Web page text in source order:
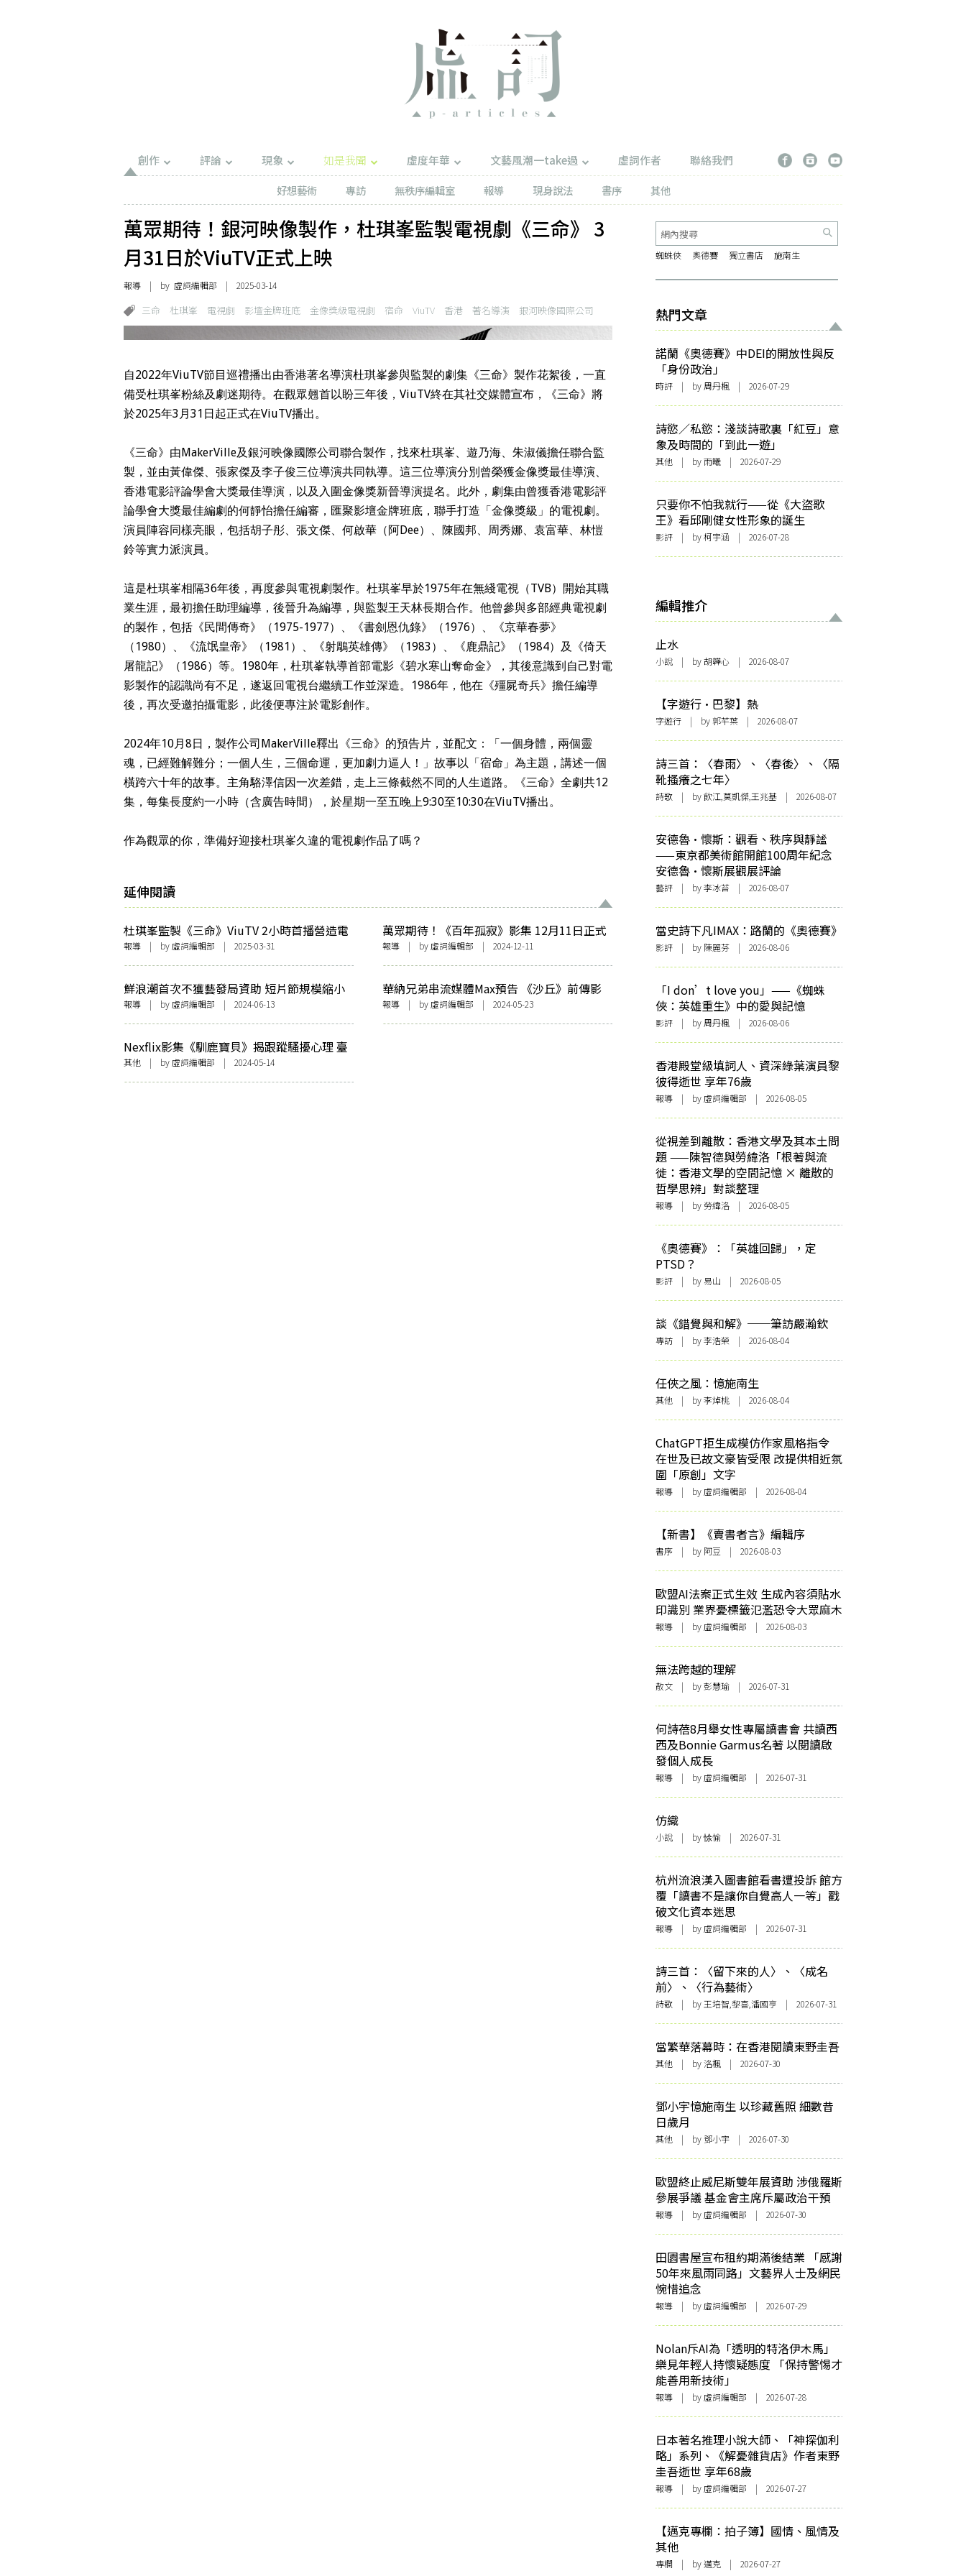
創作 評論 現象 如是我聞 虛度年華 文藝風潮一take過 虛詞作者
聯絡我們
好想藝術
專訪 無秩序編輯室 報導 現身說法 書序 其他
萬眾期待！銀河映像製作，杜琪峯監製電視劇《三命》 3
月31日於ViuTV正式上映
報導 | by 虛詞編輯部 | 2025-03-14
三命 杜琪峯 電視劇 影壇金牌班底 金像獎級電視劇 宿命 ViuTV 香港 著名導演 銀河映像國際公司
自2022年ViuTV節目巡禮播出由香港著名導演杜琪峯參與監製的劇集《三命》製作花絮後，一直
備受杜琪峯粉絲及劇迷期待。在觀眾翹首以盼三年後，ViuTV終在其社交媒體宣布，《三命》將
於2025年3月31日起正式在ViuTV播出。
《三命》由MakerVille及銀河映像國際公司聯合製作，找來杜琪峯、遊乃海、朱淑儀擔任聯合監
製，並由黃偉傑、張家傑及李子俊三位導演共同執導。這三位導演分別曾榮獲金像獎最佳導演、
香港電影評論學會大獎最佳導演，以及入圍金像獎新晉導演提名。此外，劇集由曾獲香港電影評
論學會大獎最佳編劇的何靜怡擔任編審，匯聚影壇金牌班底，聯手打造「金像獎級」的電視劇。
演員陣容同樣亮眼，包括胡子彤、張文傑、何啟華（阿Dee）、陳國邦、周秀娜、袁富華、林愷
鈴等實力派演員。
這是杜琪峯相隔36年後，再度參與電視劇製作。杜琪峯早於1975年在無綫電視（TVB）開始其職
業生涯，最初擔任助理編導，後晉升為編導，與監製王天林長期合作。他曾參與多部經典電視劇
的製作，包括《民間傳奇》（1975-1977）、《書劍恩仇錄》（1976）、《京華春夢》
（1980）、《流氓皇帝》（1981）、《射鵰英雄傳》（1983）、《鹿鼎記》（1984）及《倚天
屠龍記》（1986）等。1980年，杜琪峯執導首部電影《碧水寒山奪命金》，其後意識到自己對電
影製作的認識尚有不足，遂返回電視台繼續工作並深造。1986年，他在《殭屍奇兵》擔任編導
後，再次受邀拍攝電影，此後便專注於電影創作。
2024年10月8日，製作公司MakerVille釋出《三命》的預告片，並配文：「一個身體，兩個靈
魂，已經難解難分；一個人生，三個命運，更加劇力逼人！」故事以「宿命」為主題，講述一個
橫跨六十年的故事。主角駱澤信因一次差錯，走上三條截然不同的人生道路。《三命》全劇共12
集，每集長度約一小時（含廣告時間），於星期一至五晚上9:30至10:30在ViuTV播出。
作為觀眾的你，準備好迎接杜琪峯久違的電視劇作品了嗎？
延伸閱讀
杜琪峯監製《三命》ViuTV 2小時首播營造電
影感 藏有彩蛋致敬銀河映像經典之作
報導 | by 虛詞編輯部 | 2025-03-31
萬眾期待！《百年孤寂》影集 12月11日正式
在Netflix上映
報導 | by 虛詞編輯部 | 2024-12-11
鮮浪潮首次不獲藝發局資助 短片節規模縮小
「並非不尋常」 主席杜琪峯：迎難而上，砥
礪風節
報導 | by 虛詞編輯部 | 2024-06-13
華納兄弟串流媒體Max預告 《沙丘》前傳影
集《沙丘：預言》 秋天上映 揭露姐妹會起源
之謎！
報導 | by 虛詞編輯部 | 2024-05-23
Nexflix影集《馴鹿寶貝》揭跟蹤騷擾心理 臺
灣著名律師作家呂秋遠勉受害者：不是你的
錯
其他 | by 虛詞編輯部 | 2024-05-14
蜘蛛俠 奧德賽 獨立書店 施南生
熱門文章
諾蘭《奧德賽》中DEI的開放性與反
「身份政治」
時評 | by 周丹楓 | 2026-07-29
詩慾／私慾：淺談詩歌裏「紅豆」意
象及時間的「到此一遊」
其他 | by 雨曦 | 2026-07-29
只要你不怕我就行——從《大盜歌
王》看邱剛健女性形象的誕生
影評 | by 柯宇涵 | 2026-07-28
編輯推介
止水
小說 | by 胡韡心 | 2026-08-07
【字遊行·巴黎】熱
字遊行 | by 郭芊葉 | 2026-08-07
詩三首：〈春雨〉、〈春後〉、〈隔
靴搔癢之七年〉
詩歌 | by 飲江,莫凱傑,王兆基 | 2026-08-07
安德魯·懷斯：觀看、秩序與靜謐
——東京都美術館開館100周年紀念
安德魯·懷斯展觀展評論
藝評 | by 李冰苔 | 2026-08-07
當史詩下凡IMAX：路蘭的《奧德賽》
影評 | by 陳麗芬 | 2026-08-06
「I don’t love you」——《蜘蛛
俠：英雄重生》中的愛與記憶
影評 | by 周丹楓 | 2026-08-06
香港殿堂級填詞人、資深綠葉演員黎
彼得逝世 享年76歲
報導 | by 虛詞編輯部 | 2026-08-05
從視差到離散：香港文學及其本土問
題 ——陳智德與勞緯洛「根著與流
徙：香港文學的空間記憶 × 離散的
哲學思辨」對談整理
報導 | by 勞緯洛 | 2026-08-05
《奧德賽》：「英雄回歸」，定
PTSD？
影評 | by 易山 | 2026-08-05
談《錯覺與和解》──筆訪嚴瀚欽
專訪 | by 李浩榮 | 2026-08-04
任俠之風：憶施南生
其他 | by 李焯桃 | 2026-08-04
ChatGPT拒生成模仿作家風格指令
在世及已故文豪皆受限 改提供相近氛
圍「原創」文字
報導 | by 虛詞編輯部 | 2026-08-04
【新書】《賣書者言》編輯序
書序 | by 阿豆 | 2026-08-03
歐盟AI法案正式生效 生成內容須貼水
印識別 業界憂標籤氾濫恐令大眾麻木
報導 | by 虛詞編輯部 | 2026-08-03
無法跨越的理解
散文 | by 彭慧瑜 | 2026-07-31
何詩蓓8月舉女性專屬讀書會 共讀西
西及Bonnie Garmus名著 以閱讀啟
發個人成長
報導 | by 虛詞編輯部 | 2026-07-31
仿織
小說 | by 悇愉 | 2026-07-31
杭州流浪漢入圖書館看書遭投訴 館方
覆「讀書不是讓你自覺高人一等」戳
破文化資本迷思
報導 | by 虛詞編輯部 | 2026-07-31
詩三首：〈留下來的人〉、〈成名
前〉、〈行為藝術〉
詩歌 | by 王培智,黎喜,潘國亨 | 2026-07-31
當繁華落幕時：在香港閱讀東野圭吾
其他 | by洛楓 | 2026-07-30
鄧小宇憶施南生 以珍藏舊照 細數昔
日歲月
其他 | by 鄧小宇 | 2026-07-30
歐盟終止威尼斯雙年展資助 涉俄羅斯
參展爭議 基金會主席斥屬政治干預
報導 | by 虛詞編輯部 | 2026-07-30
田園書屋宣布租約期滿後結業 「感謝
50年來風雨同路」文藝界人士及網民
惋惜追念
報導 | by 虛詞編輯部 | 2026-07-29
Nolan斥AI為「透明的特洛伊木馬」
樂見年輕人持懷疑態度 「保持警惕才
能善用新技術」
報導 | by 虛詞編輯部 | 2026-07-28
日本著名推理小說大師、「神探伽利
略」系列、《解憂雜貨店》作者東野
圭吾逝世 享年68歲
報導 | by 虛詞編輯部 | 2026-07-27
【邁克專欄：拍子簿】國情、風情及
其他
專欄 | by邁克 | 2026-07-27